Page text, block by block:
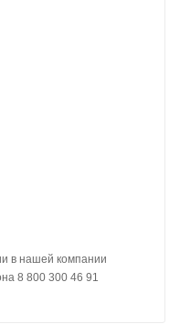
в нашей компании
8 800 300 46 91